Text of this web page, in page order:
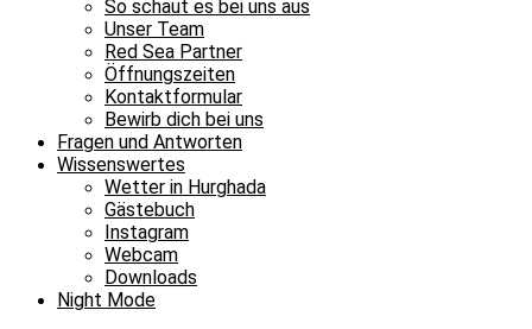
So schaut es bei uns aus
Unser Team
Red Sea Partner
Öffnungszeiten
Kontaktformular
Bewirb dich bei uns
Fragen und Antworten
Wissenswertes
Wetter in Hurghada
Gästebuch
Instagram
Webcam
Downloads
Night Mode